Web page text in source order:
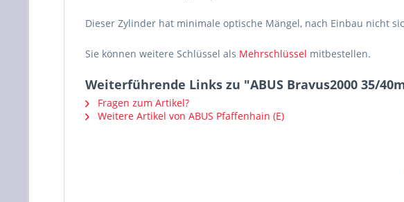
Dieser Zylinder hat minimale optische Mängel, nach Einbau nicht
Sie können weitere Schlüssel als Mehrschlüssel mitbestellen.
Weiterführende Links zu "ABUS Bravus2000 35/
Fragen zum Artikel?
Weitere Artikel von ABUS Pfaffenhain (E)